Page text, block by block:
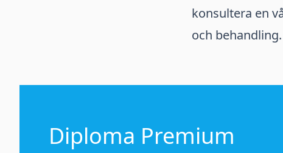
konsultera en
och behandling.
Diploma Premium